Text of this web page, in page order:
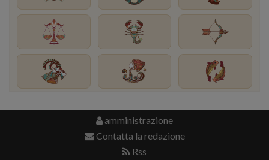
amministrazione
Contatta la redazione
Rss